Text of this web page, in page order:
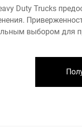
Duty Trucks
выбором для